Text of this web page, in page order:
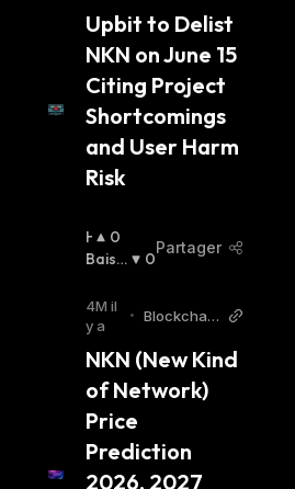
E
R
:
Upbit to Delist
NKN on June 15
Citing Project
Shortcomings
and User Harm
Risk
H
A
S
S
E
R
:
0
Baissi
0
Partager
4M il
y a
• Blockchain
NKN (New Kind
of Network)
Price
Prediction
2026, 2027